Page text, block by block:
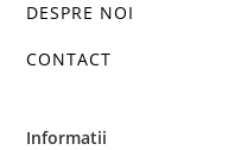
DESPRE NOI
CONTACT
Informatii